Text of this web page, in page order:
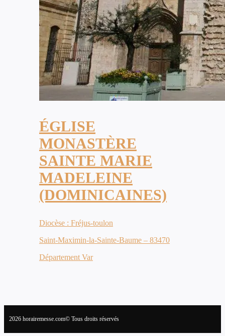
ÉGLISE
MONASTÈRE
SAINTE MARIE
MADELEINE
(DOMINICAINES)
Diocèse : Fréjus-toulon
Saint-Maximin-la-Sainte-Baume – 83470
Département Var
2026 horairemesse.com© Tous droits réservés